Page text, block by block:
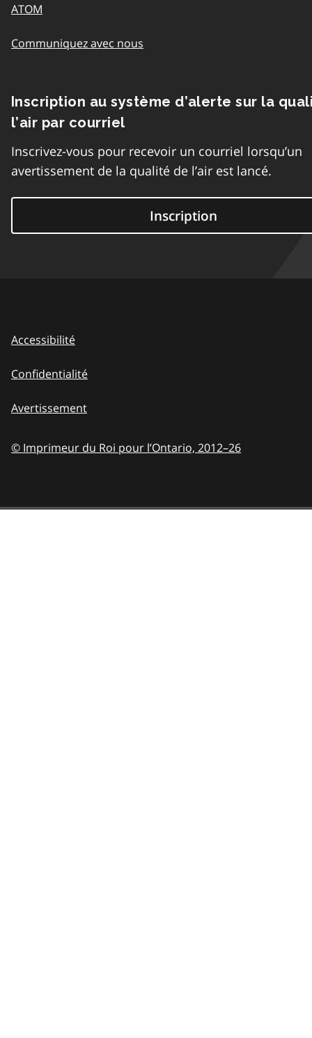
ATOM
Communiquez avec nous
Inscription au système d’alerte sur la
l’air par courriel
Inscrivez-vous pour recevoir un courriel lorsqu’un
avertissement de la qualité de l’air est lancé.
Inscription
Accessibilité
Confidentialité
Avertissement
© Imprimeur du Roi pour l’Ontario, 2012–26